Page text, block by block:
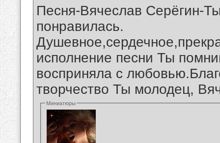
Песня-Вячеслав Серёгин-
понравилась.
исполнение песни Ты
восприняла с
творчество Ты молодец,
Миниатюры